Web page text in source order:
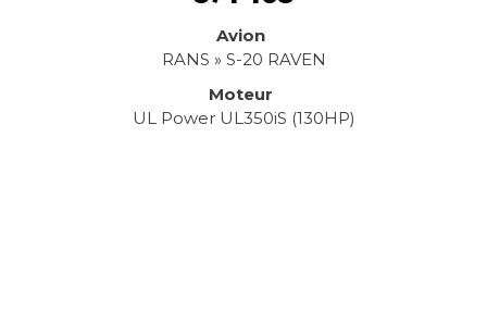
Avion
RANS » S-20 RAVEN
Moteur
UL Power UL350iS (130HP)